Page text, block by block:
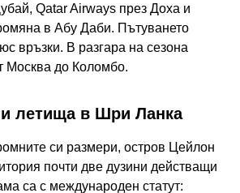
Qatar Airways през Доха и
в Абу Даби. Пътуването
връзки. В разгара на сезона
Москва до Коломбо.
летища в Шри Ланка
си размери, остров Цейлон
почти две дузини действащи
са с международен статут: